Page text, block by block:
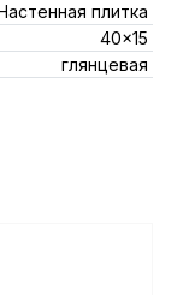
плитка
40x15
глянцевая